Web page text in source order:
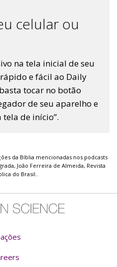
celular ou
na tela inicial de seu
e fácil ao Daily
tocar no botão
de seu aparelho e
de início”.
da Bíblia mencionadas nos podcasts
João Ferreira de Almeida, Revista
do Brasil..